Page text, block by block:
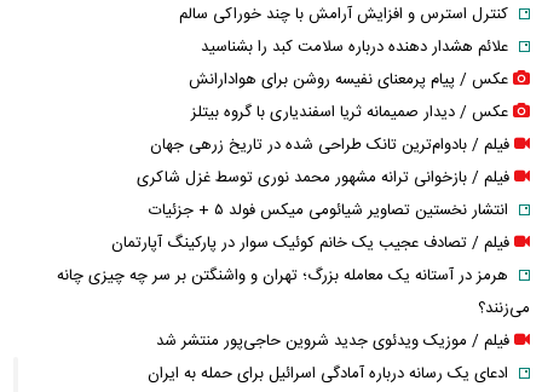
کنترل استرس و افزایش آرامش با چند خوراکی سالم
علائم هشدار دهنده درباره سلامت کبد را بشناسید
عکس / پیام پرمعنای نفیسه روشن برای هوادارانش
عکس / دیدار صمیمانه ثریا اسفندیاری با گروه بیتلز
فیلم / بادوام‌ترین تانک طراحی شده در تاریخ زرهی جهان
فیلم / بازخوانی ترانه مشهور محمد نوری توسط غزل شاکری
انتشار نخستین تصاویر شیائومی میکس فولد ۵ + جزئیات
فیلم / تصادف عجیب یک خانم کوئیک سوار در پارکینگ آپارتمان
هرمز در آستانه یک معامله بزرگ؛ تهران و واشنگتن بر سر چه چیزی چانه
می‌زنند؟
فیلم / موزیک ویدئوی جدید شروین حاجی‌پور منتشر شد
ادعای یک رسانه درباره آمادگی اسرائیل برای حمله به ایران